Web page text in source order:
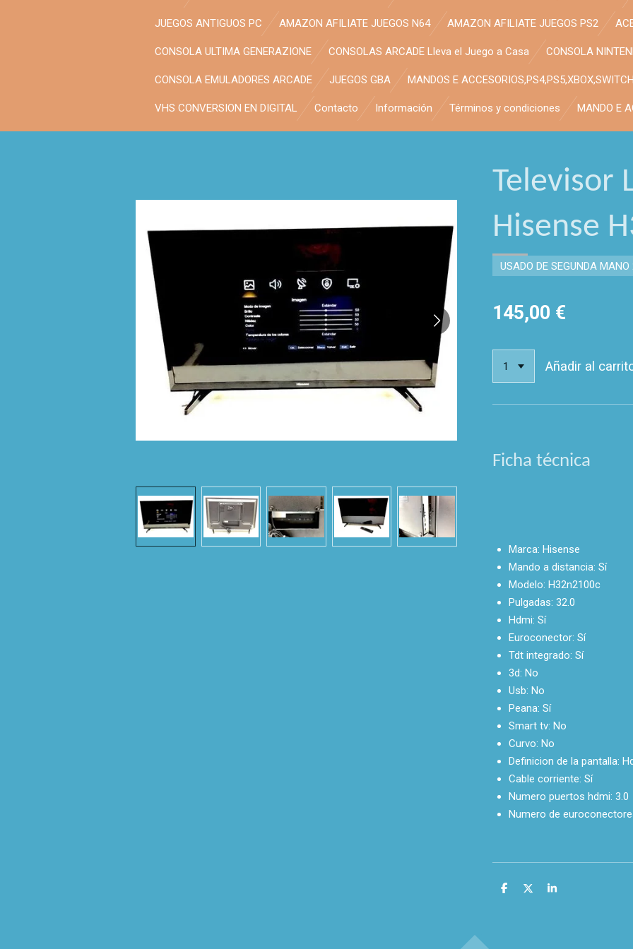
JUEGOS ANTIGUOS PC AMAZON AFILIATE JUEGOS N64 AMAZON AFILIATE JUEGOS PS2
CONSOLA ULTIMA GENERAZIONE CONSOLAS ARCADE Lleva el Juego a Casa CONSOLA
CONSOLA EMULADORES ARCADE JUEGOS GBA MANDOS E
VHS CONVERSION EN DIGITAL Contacto Información Términos y condiciones MANDO E
Televisor
Hisense
USADO DE SEGUNDA
145,00 €
Añadir al
Ficha técnica
Marca: Hisense
Mando a distancia: Sí
Modelo: H32n2100c
Pulgadas: 32.0
Hdmi: Sí
Euroconector: Sí
Tdt integrado: Sí
3d: No
Usb: No
Peana: Sí
Smart tv: No
Curvo: No
Definicion de la pantalla:
Cable corriente: Sí
Numero puertos hdmi: 3.0
Numero de
C
C
C